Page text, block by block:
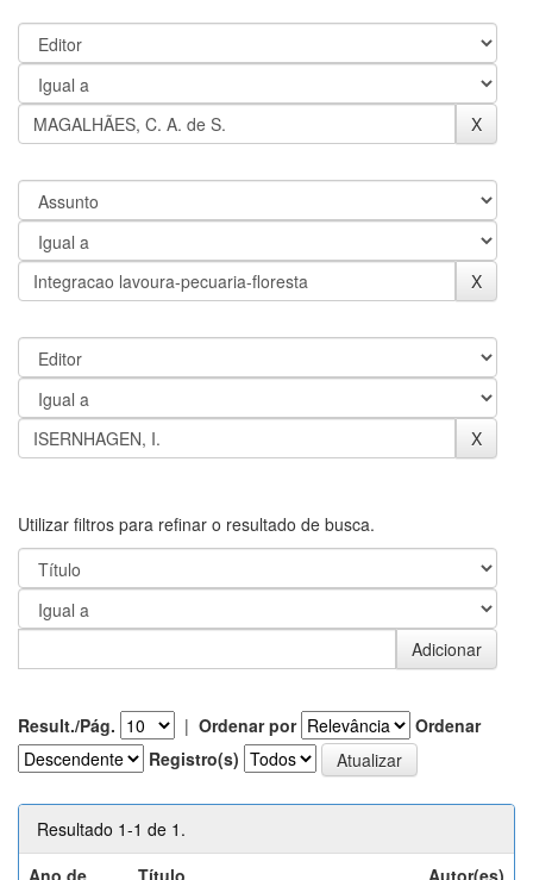
Utilizar filtros para refinar o resultado de busca.
Result./Pág. | Ordenar por
Ordenar
Registro(s)
Resultado 1-1 de 1.
Ano de
Título Autor(es)